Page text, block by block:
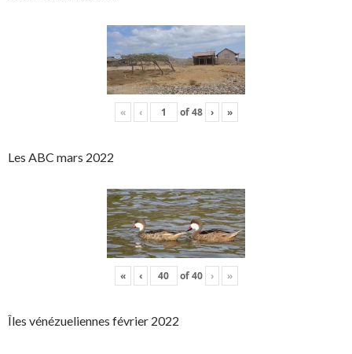
« ‹ of48 › »
Les ABC mars 2022
« ‹ of40 › »
Îles vénézueliennes février 2022